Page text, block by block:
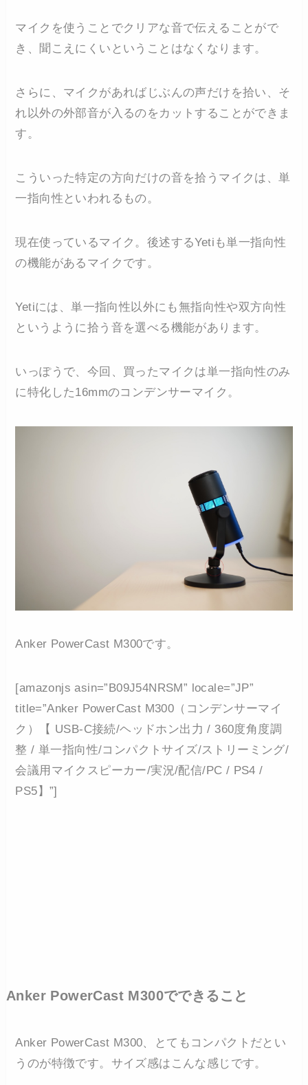
マイクを使うことでクリアな音で伝えることがで
き、聞こえにくいということはなくなります。
さらに、マイクがあればじぶんの声だけを拾い、そ
れ以外の外部音が入るのをカットすることができま
す。
こういった特定の方向だけの音を拾うマイクは、単
一指向性といわれるもの。
現在使っているマイク。後述するYetiも単一指向性
の機能があるマイクです。
Yetiには、単一指向性以外にも無指向性や双方向性
というように拾う音を選べる機能があります。
いっぽうで、今回、買ったマイクは単一指向性のみ
に特化した16mmのコンデンサーマイク。
Anker PowerCast M300です。
[amazonjs asin=”B09J54NRSM” locale=”JP”
title=”Anker PowerCast M300（コンデンサーマイ
ク）【 USB-C接続/ヘッドホン出力 / 360度角度調
整 / 単一指向性/コンパクトサイズ/ストリーミング/
会議用マイクスピーカー/実況/配信/PC / PS4 /
PS5】”]
Anker PowerCast M300でできること
Anker PowerCast M300、とてもコンパクトだとい
うのが特徴です。サイズ感はこんな感じです。